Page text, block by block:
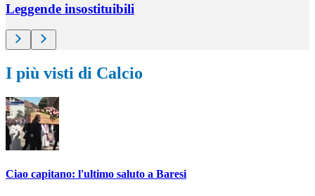
Leggende insostituibili
I più visti di Calcio
Ciao capitano: l'ultimo saluto a Baresi